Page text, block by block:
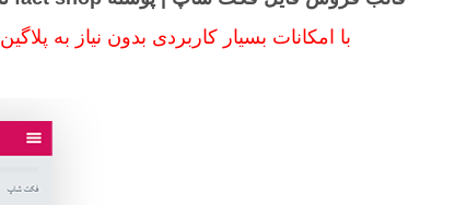
با امکانات بسیار کاربردی بدون نیاز به پلاگین